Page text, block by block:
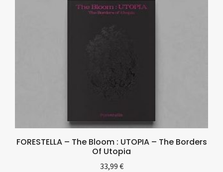
FORESTELLA – The Bloom : UTOPIA – The Borders
Of Utopia
33,99 €